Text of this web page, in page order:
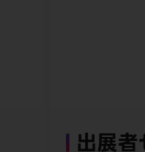
出展